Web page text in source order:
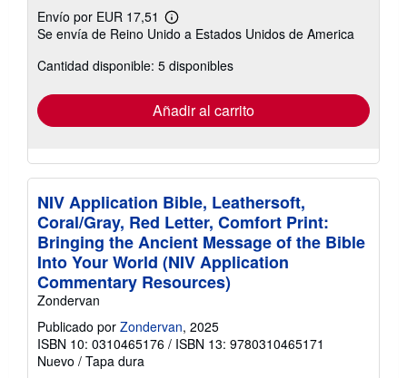
Envío por EUR 17,51
Más
información
las
tarifas
envío
Se envía de Reino Unido a Estados Unidos de America
Cantidad disponible: 5 disponibles
Añadir al carrito
NIV Application Bible, Leathersoft,
Coral/Gray, Red Letter, Comfort Print:
Bringing the Ancient Message of the Bible
Into Your World (NIV Application
Commentary Resources)
Zondervan
Publicado por Zondervan, 2025
ISBN 10: 0310465176 / ISBN 13: 9780310465171
Nuevo / Tapa dura